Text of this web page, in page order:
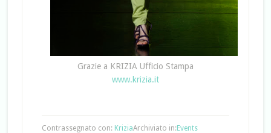
Grazie a KRIZIA Ufficio Stampa
www.krizia.it
Archiviato in:Events
Contrassegnato con: Krizia